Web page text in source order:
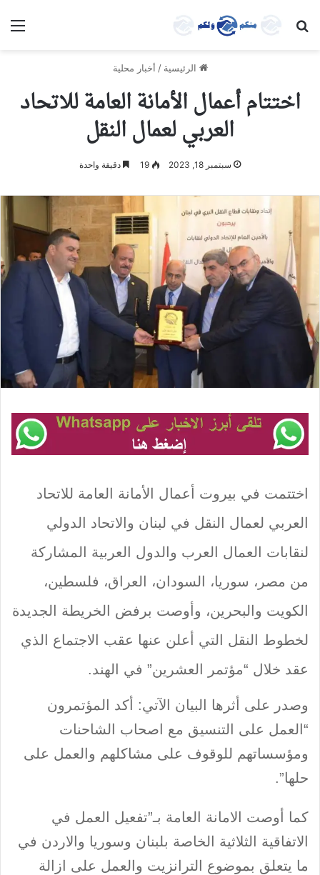
بحث عن
الرئيسية / أخبار محلية
اختتام أعمال الأمانة العامة للاتحاد
العربي لعمال النقل
سبتمبر 18, 2023 19 دقيقة واحدة
اختتمت في بيروت أعمال الأمانة العامة للاتحاد
العربي لعمال النقل في لبنان والاتحاد الدولي
لنقابات العمال العرب والدول العربية المشاركة
من مصر، سوريا، السودان، العراق، فلسطين،
الكويت والبحرين، وأوصت برفض الخريطة الجديدة
لخطوط النقل التي أعلن عنها عقب الاجتماع الذي
عقد خلال “مؤتمر العشرين” في الهند.
وصدر على أثرها البيان الآتي: أكد المؤتمرون
“العمل على التنسيق مع اصحاب الشاحنات
ومؤسساتهم للوقوف على مشاكلهم والعمل على
حلها”.
كما أوصت الامانة العامة بـ”تفعيل العمل في
الاتفاقية الثلاثية الخاصة بلبنان وسوريا والاردن في
ما يتعلق بموضوع الترانزيت والعمل على ازالة